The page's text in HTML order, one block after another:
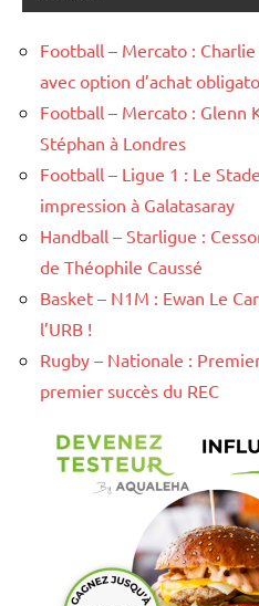
Football – Mercato :
avec option d’achat
Football – Mercato : Glenn
Stéphan à Londres
Football – Ligue 1 : Le
impression à Galatasaray
Handball – Starligue :
de Théophile Caussé
Basket – N1M : Ewan Le
l’URB !
Rugby – Nationale :
premier succès du REC